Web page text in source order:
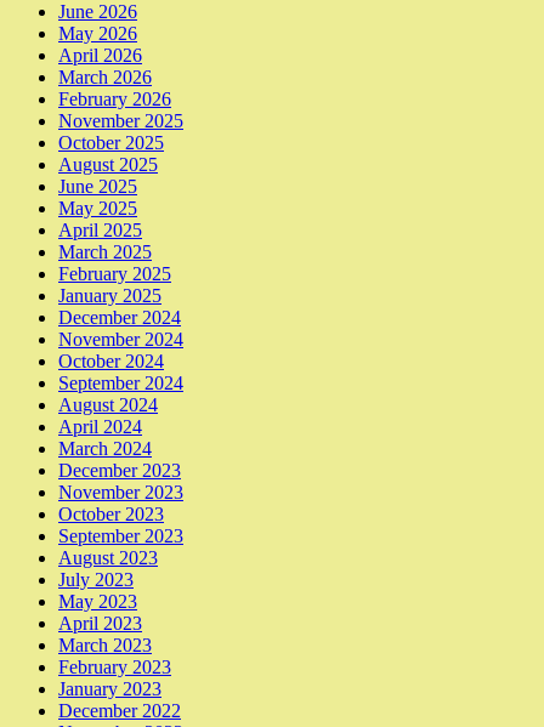
June 2026
May 2026
April 2026
March 2026
February 2026
November 2025
October 2025
August 2025
June 2025
May 2025
April 2025
March 2025
February 2025
January 2025
December 2024
November 2024
October 2024
September 2024
August 2024
April 2024
March 2024
December 2023
November 2023
October 2023
September 2023
August 2023
July 2023
May 2023
April 2023
March 2023
February 2023
January 2023
December 2022